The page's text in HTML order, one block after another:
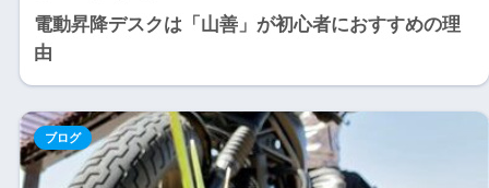
電動昇降デスクは「山善」が初心者におすすめの理
由
ブログ